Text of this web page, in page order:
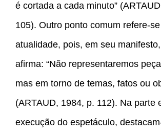
é cortada a cada minuto”
105). Outro ponto comum refere-
atualidade, pois, em seu
afirma: “Não representaremos
mas em torno de temas, fatos ou
(ARTAUD, 1984, p. 112). Na parte
execução do espetáculo,